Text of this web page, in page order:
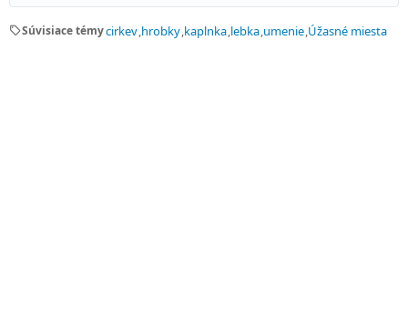
sellSúvisiace témycirkev hrobky kaplnka lebka umenie Úžasné miesta